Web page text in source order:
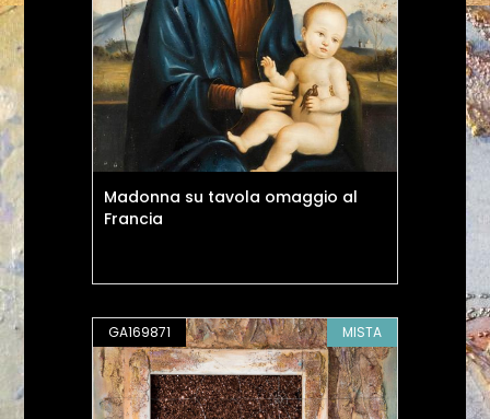
Madonna su tavola omaggio al
Francia
GA169871 MISTA